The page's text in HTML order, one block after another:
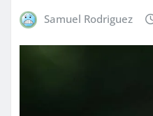
Samuel Rodriguez